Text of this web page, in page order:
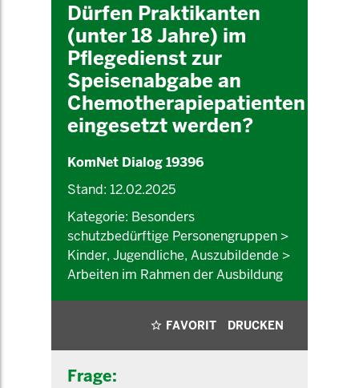
Dürfen Praktikanten
(unter 18 Jahre) im
Pflegedienst zur
Speisenabgabe an
Chemotherapiepatienten
eingesetzt werden?
KomNet Dialog 19396
Stand: 12.02.2025
Kategorie: Besonders
schutzbedürftige Personengruppen >
Kinder, Jugendliche, Auszubildende >
Arbeiten im Rahmen der Ausbildung
FAVORIT DRUCKEN
Frage: